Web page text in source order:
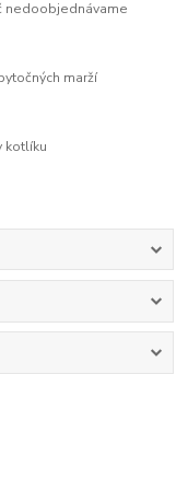
nedoobjednávame
marží
kotlíku